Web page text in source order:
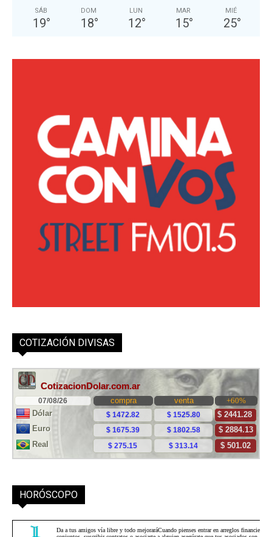
SÁB
19°
DOM
18°
LUN
12°
MAR
15°
MIÉ
25°
COTIZACIÓN DIVISAS
HORÓSCOPO